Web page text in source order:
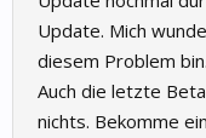
Update. Mich
diesem Problem
Auch die letzte
nichts. Bekomme